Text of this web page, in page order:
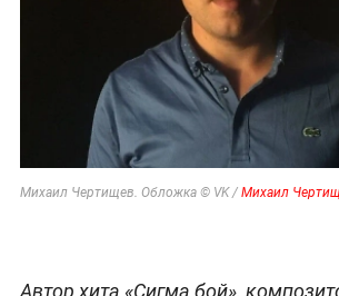
Михаил Чертищев. Обложка © VK / Михаил
Автор хита «Сигма бой»,